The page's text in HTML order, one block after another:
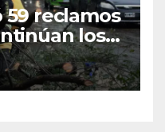
reclamos
los